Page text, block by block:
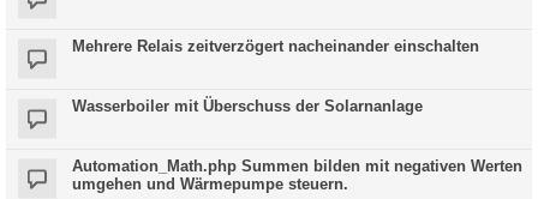
Mehrere Relais zeitverzögert nacheinander einschalten
Wasserboiler mit Überschuss der Solarnanlage
Automation_Math.php Summen bilden mit negativen Werten
umgehen und Wärmepumpe steuern.